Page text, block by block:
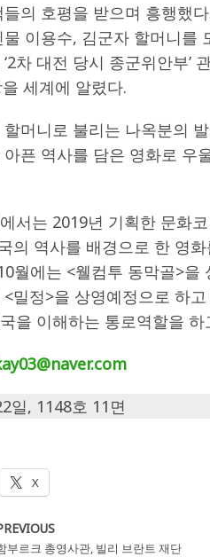
의 호평을 받으며 흥행했
이용수, 김군자 할머니를
차 대전 당시 종군위안부’
세계에 알렸다.
머니로 불리는 나옥분의
픈 역사를 담은 영화로 우
서는 2019년 기획한 문화
의 역사를 배경으로 한 영
월에는 <웰컴투 동막골>
밀정>을 상영예정으로 하
을 이해하는 통로역할을 하
일, 1148호 11면
X
부르크 총영사관, 빌리 브란트 재단